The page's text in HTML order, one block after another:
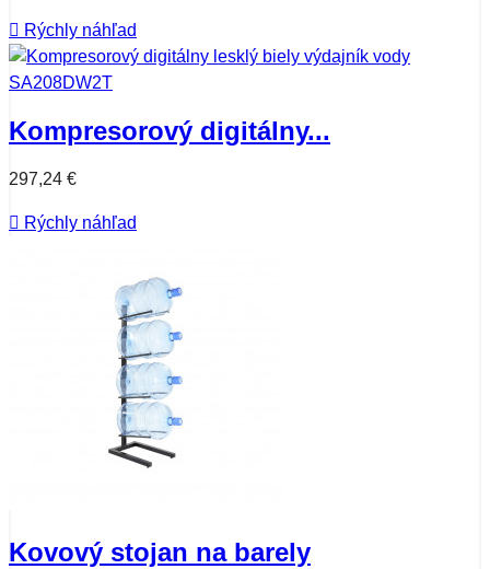
 Rýchly náhľad
Kompresorový digitálny...
297,24 €
 Rýchly náhľad
Kovový stojan na barely